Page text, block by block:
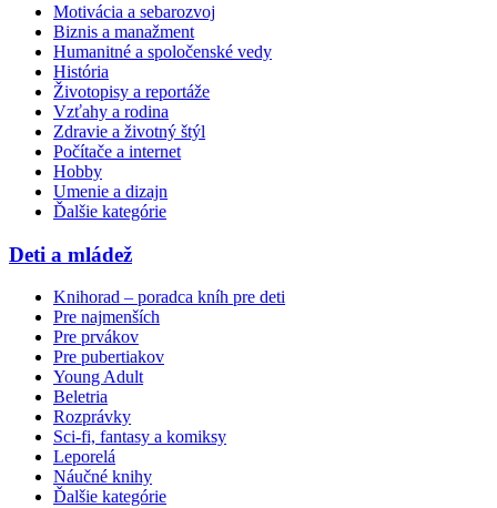
Motivácia a sebarozvoj
Biznis a manažment
Humanitné a spoločenské vedy
História
Životopisy a reportáže
Vzťahy a rodina
Zdravie a životný štýl
Počítače a internet
Hobby
Umenie a dizajn
Ďalšie kategórie
Deti a mládež
Knihorad – poradca kníh pre deti
Pre najmenších
Pre prvákov
Pre pubertiakov
Young Adult
Beletria
Rozprávky
Sci-fi, fantasy a komiksy
Leporelá
Náučné knihy
Ďalšie kategórie